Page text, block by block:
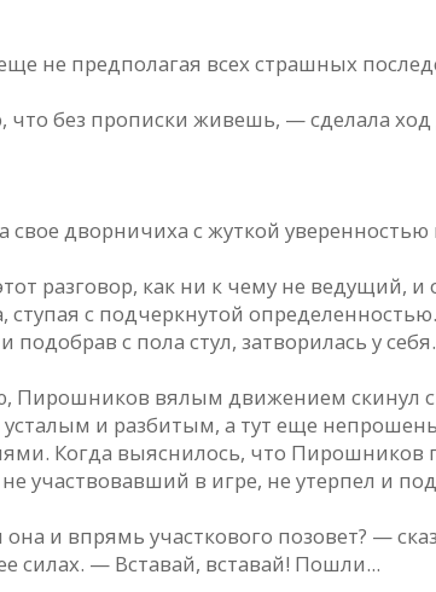
не предполагая всех страшных
что без прописки живешь, — сделала
дворничиха с жуткой уверенностью
разговор, как ни к чему не ведущий,
с подчеркнутой
с пола стул, затворилась у
Пирошников вялым движением скинул с
усталым и разбитым, а тут еще
Когда выяснилось, что
участвовавший в игре, не утерпел и
и впрямь участкового позовет? —
силах. — Вставай, вставай! Пошли...